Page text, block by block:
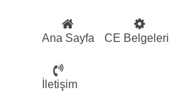
Ana Sayfa CE Belgeleri
İletişim